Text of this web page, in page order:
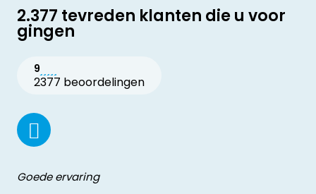
2.377 tevreden klanten die u voor
gingen
9
2377 beoordelingen
Goede ervaring